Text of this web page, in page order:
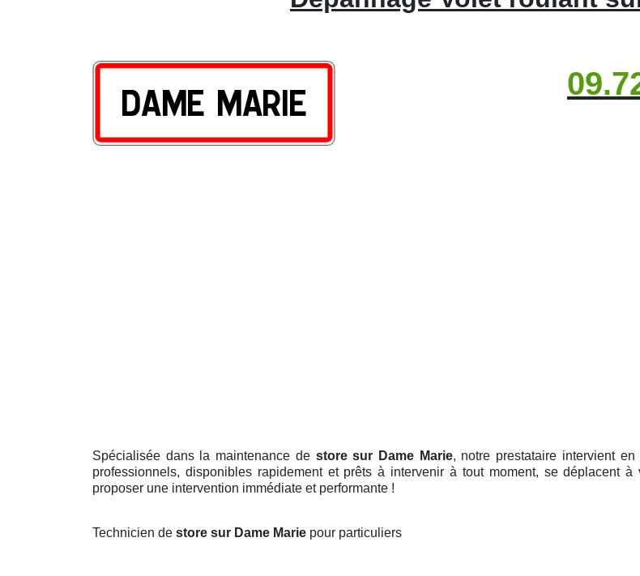
Spécialisée dans la maintenance de store sur Dame Marie, notre prestataire intervient
professionnels, disponibles rapidement et prêts à intervenir à tout moment, se déplacent
proposer une intervention immédiate et performante !
Technicien de store sur Dame Marie pour particuliers